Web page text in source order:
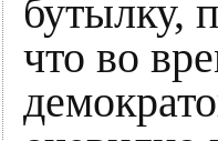
бутылку,
что во